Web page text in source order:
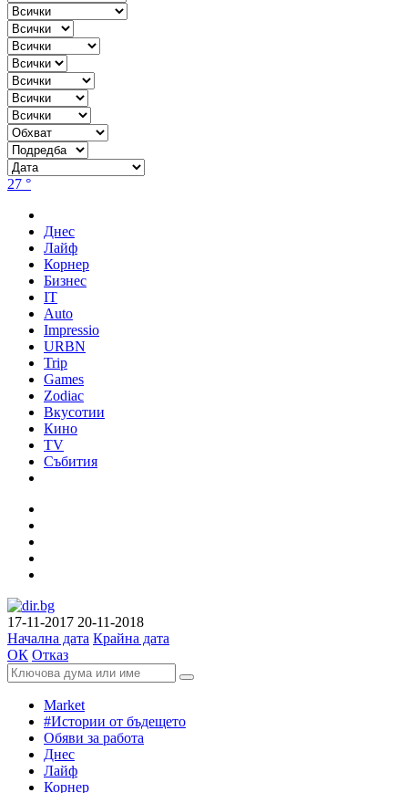
27 °
Днес
Лайф
Корнер
Бизнес
IT
Auto
Impressio
URBN
Trip
Games
Zodiac
Вкусотии
Кино
TV
Събития
17-11-2017 20-11-2018
Начална дата Крайна дата
ОК Отказ
Market
#Истории от бъдещето
Обяви за работа
Днес
Лайф
Корнер